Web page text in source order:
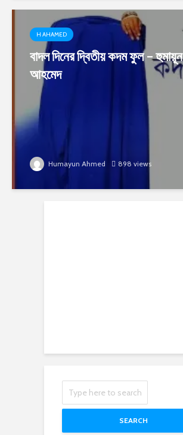
H AHAMED
বাদল দিনের দ্বিতীয় কদম ফুল – হুমায়ূন
আহমেদ
Humayun Ahmed 898 views
SEARCH